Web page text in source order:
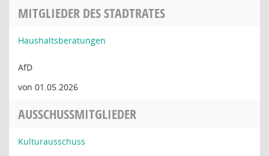
MITGLIEDER DES STADTRATES
Haushaltsberatungen
AfD
von 01.05.2026
AUSSCHUSSMITGLIEDER
Kulturausschuss